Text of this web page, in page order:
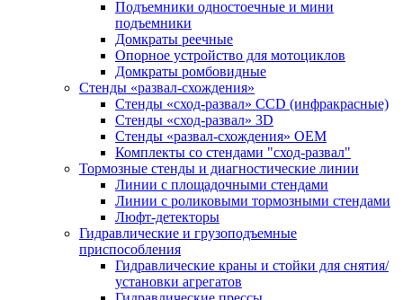
Подъемники одностоечные и мини
подъемники
Домкраты реечные
Опорное устройство для мотоциклов
Домкраты ромбовидные
Стенды «развал-схождения»
Стенды «сход-развал» CCD (инфракрасные)
Стенды «сход-развал» 3D
Стенды «развал-схождения» ОЕМ
Комплекты со стендами "сход-развал"
Тормозные стенды и диагностические линии
Линии с площадочными стендами
Линии с роликовыми тормозными стендами
Люфт-детекторы
Гидравлические и грузоподъемные
приспособления
Гидравлические краны и стойки для снятия/
установки агрегатов